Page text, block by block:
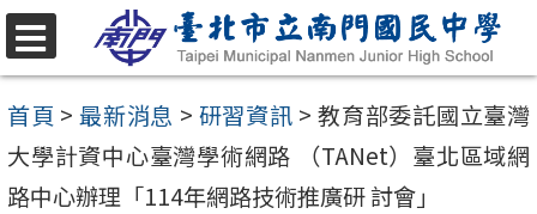
跳
至
主
要
內
選
單
首頁 > 最新消息 > 研習資訊 > 教育部委託國立臺灣
大學計資中心臺灣學術網路 （TANet）臺北區域網
路中心辦理「114年網路技術推廣研 討會」